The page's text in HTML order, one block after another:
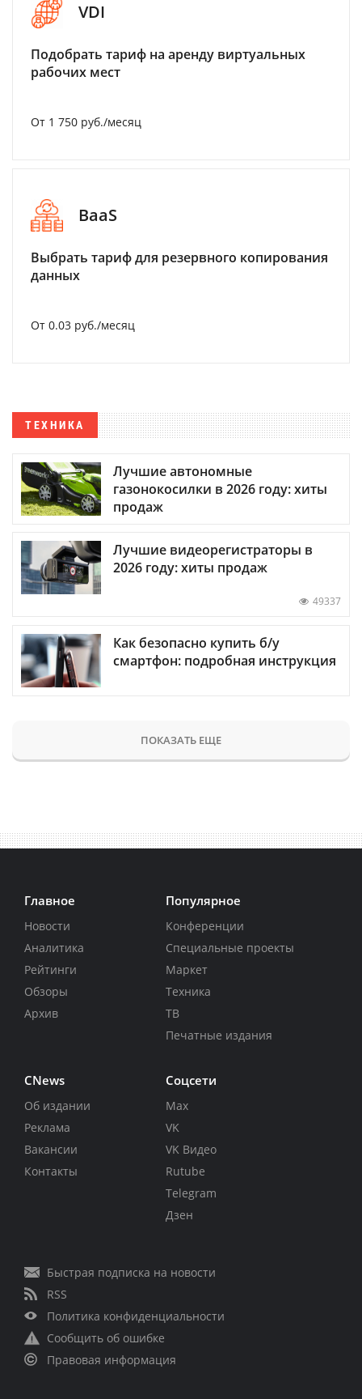
VDI
Подобрать тариф на аренду виртуальных
рабочих мест
От 1 750 руб./месяц
BaaS
Выбрать тариф для резервного копирования
данных
От 0.03 руб./месяц
ТЕХНИКА
Лучшие автономные
газонокосилки в 2026 году: хиты
продаж
Лучшие видеорегистраторы в
2026 году: хиты продаж
49337
Как безопасно купить б/у
смартфон: подробная инструкция
ПОКАЗАТЬ ЕЩЕ
Главное
Новости
Аналитика
Рейтинги
Обзоры
Архив
Популярное
Конференции
Специальные проекты
Маркет
Техника
ТВ
Печатные издания
CNews
Об издании
Реклама
Вакансии
Контакты
Соцсети
Max
VK
VK Видео
Rutube
Telegram
Дзен
Быстрая подписка на новости
RSS
Политика конфиденциальности
Сообщить об ошибке
Правовая информация